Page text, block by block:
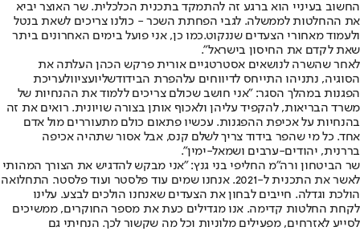
החשוב בעיניי הוא ברגע זה להתמקד בתכנית הכלכלית. שר האוצר יביא
את ההחלטות לממשלה. לגבי הפחתת השכר - כולנו צריכים לשאת בנטל
ולעמוד מאחורי הצעדים שננקוט.כמו כן, אני פועל בימים האחרונים ביתר
שאת לקדם את החיסון בישראל".
לאחר שהשרה לנושאים אסטרטגיים אורית פרקש הכהן העלתה את
הסוגיה, נתניהו התייחס לדיווחים עלהפרת הבידודשליועציוולעריכת
הפגנות במהלך הסגר: "אני חושב שכולם צריכים ללמוד את ההנחיות של
משרד הבריאות, להקפיד עליהן ולאכוף אותן בצורה שויונית. רואים את זה
בהנחיות על אכיפת ההפגנות. עכשיו פתאום כולם מתעוררים מול אדם
אחד. כל מי שהפר בידוד צריך לשלם קנס, אבל אסור שתהיה אכיפה
בררנית, יהודים-ערבים ושמאל-ימין".
שר הביטחון ורה"מ החליפי בני גנץ: "אני מבקש להדגיש את הצורך המהותי
לאשר את התכנית ל-2021. אנחנו שמים עוד פלסטר ועוד פלסטר. התחלואה
הולכת וגדלה. חייבים לבחון את הצעדים שאנחנו הולכים לבצע. עלינו
לקחת החלטות קדימה. אנו מגדילים כעת את מספר החוקרים, ממשיכים
לסייע לאזרחים, מפעילים מלוניות וכל מה שקשור לכך. הנחיתי גם